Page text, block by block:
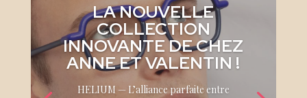
LA NOUVELLE
COLLECTION
INNOVANTE DE CHEZ
ANNE ET VALENTIN !
HELIUM — L’alliance parfaite entre